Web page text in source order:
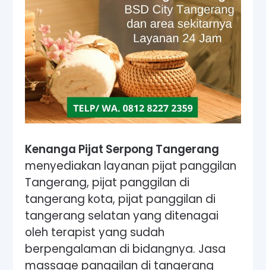
Kenanga Pijat Serpong Tangerang
menyediakan layanan pijat panggilan
Tangerang, pijat panggilan di
tangerang kota, pijat panggilan di
tangerang selatan yang ditenagai
oleh terapist yang sudah
berpengalaman di bidangnya. Jasa
massage panggilan di tangerang